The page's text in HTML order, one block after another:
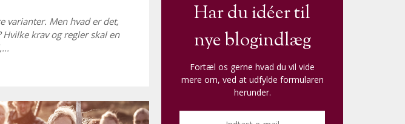
varianter. Men hvad er det,
krav og regler skal en
Har du idéer til
nye blogindlæg
Fortæl os gerne hvad du vil vide
mere om, ved at udfylde formularen
herunder.